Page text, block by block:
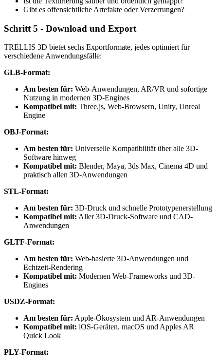
Gibt es offensichtliche Artefakte oder Verzerrungen?
Schritt 5 - Download und Export
TRELLIS 3D bietet sechs Exportformate, jedes optimiert für
verschiedene Anwendungsfälle:
GLB-Format:
Am besten für: Web-Anwendungen, AR/VR und sofortige
Nutzung in modernen 3D-Engines
Kompatibel mit: Three.js, Web-Browsern, Unity, Unreal
Engine
OBJ-Format:
Am besten für: Universelle Kompatibilität über alle 3D-
Software hinweg
Kompatibel mit: Blender, Maya, 3ds Max, Cinema 4D und
praktisch allen 3D-Anwendungen
STL-Format:
Am besten für: 3D-Druck und schnelle Prototypenerstellung
Kompatibel mit: Aller 3D-Druck-Software und CAD-
Anwendungen
GLTF-Format:
Am besten für: Web-basierte 3D-Anwendungen und
Echtzeit-Rendering
Kompatibel mit: Modernen Web-Frameworks und 3D-
Engines
USDZ-Format:
Am besten für: Apple-Ökosystem und AR-Anwendungen
Kompatibel mit: iOS-Geräten, macOS und Apples AR
Quick Look
PLY-Format: